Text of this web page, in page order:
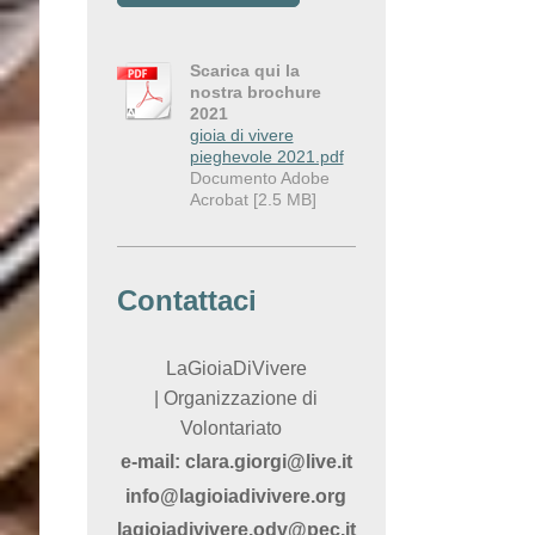
Scarica qui la
nostra brochure
2021
gioia di vivere
pieghevole 2021.pdf
Documento Adobe
Acrobat [2.5 MB]
Contattaci
LaGioiaDiVivere
|Organizzazione di
Volontariato
e-mail: clara.giorgi@live.it
info@lagioiadivivere.org
lagioiadivivere.odv@pec.it